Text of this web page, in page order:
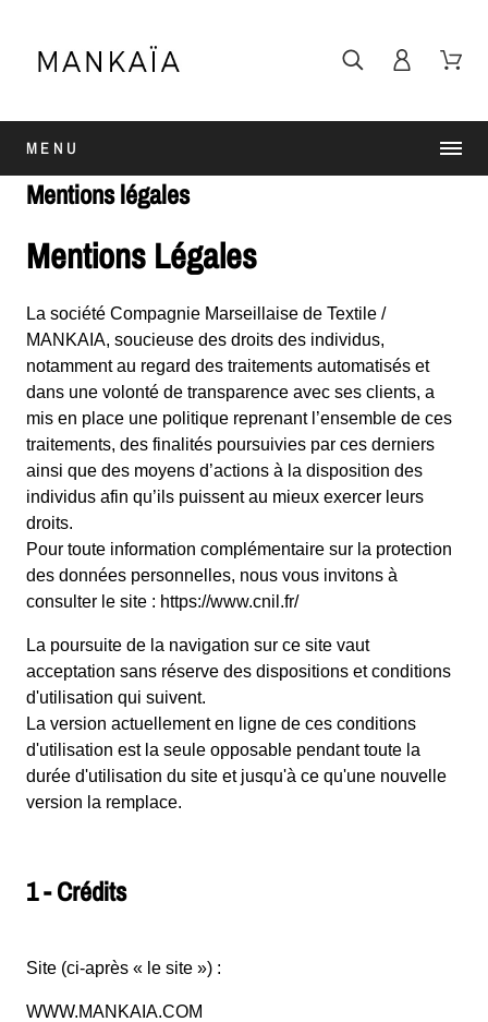
MENU
Mentions légales
Mentions Légales
La société Compagnie Marseillaise de Textile /
MANKAIA, soucieuse des droits des individus,
notamment au regard des traitements automatisés et
dans une volonté de transparence avec ses clients, a
mis en place une politique reprenant l’ensemble de ces
traitements, des finalités poursuivies par ces derniers
ainsi que des moyens d’actions à la disposition des
individus afin qu’ils puissent au mieux exercer leurs
droits.
Pour toute information complémentaire sur la protection
des données personnelles, nous vous invitons à
consulter le site : https://www.cnil.fr/
La poursuite de la navigation sur ce site vaut
acceptation sans réserve des dispositions et conditions
d'utilisation qui suivent.
La version actuellement en ligne de ces conditions
d'utilisation est la seule opposable pendant toute la
durée d'utilisation du site et jusqu'à ce qu'une nouvelle
version la remplace.
1 - Crédits
Site (ci-après « le site ») :
WWW.MANKAIA.COM